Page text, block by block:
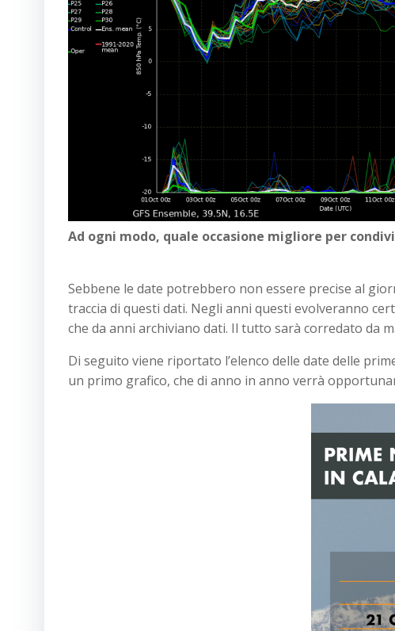
Ad ogni modo, quale occasione migliore per
Sebbene le date potrebbero non essere precise al
traccia di questi dati. Negli anni questi evolveranno
che da anni archiviano dati. Il tutto sarà corredato da
Di seguito viene riportato l’elenco delle date delle
un primo grafico, che di anno in anno verrà